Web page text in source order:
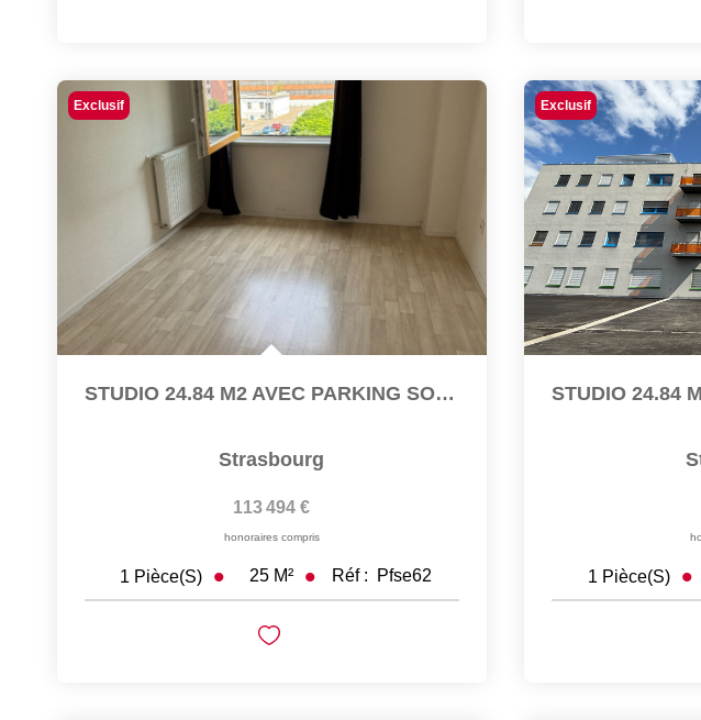
Exclusif
STUDIO 24.84 M2 AVEC PARKING SOUS-SOL
Strasbourg
113 494 €
honoraires compris
1 Pièce(s) 25 M² Réf : Pfse62
Exclusif
1 Pièce(s)